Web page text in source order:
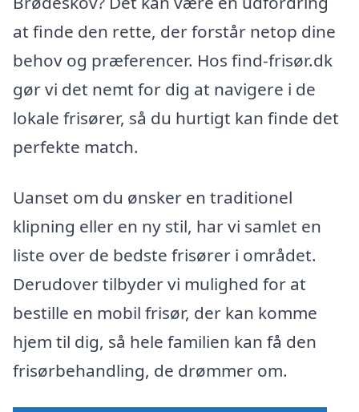
at finde den rette, der forstår netop dine
behov og præferencer. Hos find-frisør.dk
gør vi det nemt for dig at navigere i de
lokale frisører, så du hurtigt kan finde det
perfekte match.
Uanset om du ønsker en traditionel
klipning eller en ny stil, har vi samlet en
liste over de bedste frisører i området.
Derudover tilbyder vi mulighed for at
bestille en mobil frisør, der kan komme
hjem til dig, så hele familien kan få den
frisørbehandling, de drømmer om.